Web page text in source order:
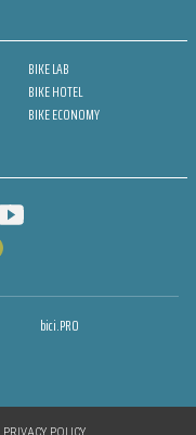
BIKE LAB
BIKE HOTEL
BIKE ECONOMY
bici.PRO
PRIVACY POLICY